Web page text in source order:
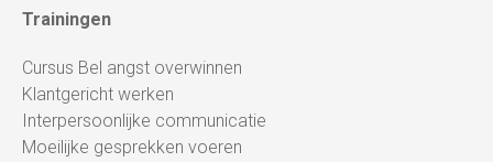
Trainingen
Cursus Bel angst overwinnen
Klantgericht werken
Interpersoonlijke communicatie
Moeilijke gesprekken voeren